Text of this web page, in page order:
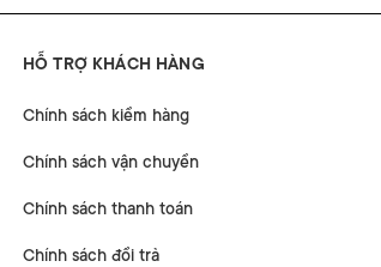
HỖ TRỢ KHÁCH HÀNG
Chính sách kiểm hàng
Chính sách vận chuyển
Chính sách thanh toán
Chính sách đổi trả